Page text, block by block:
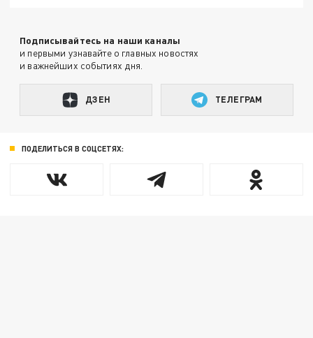
Подписывайтесь на наши каналы
и первыми узнавайте о главных новостях
и важнейших событиях дня.
ДЗЕН ТЕЛЕГРАМ
ПОДЕЛИТЬСЯ В СОЦСЕТЯХ: